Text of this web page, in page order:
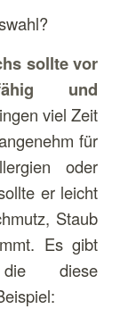
sollte vor
und
viel Zeit
für
oder
er leicht
Staub
Es gibt
die diese